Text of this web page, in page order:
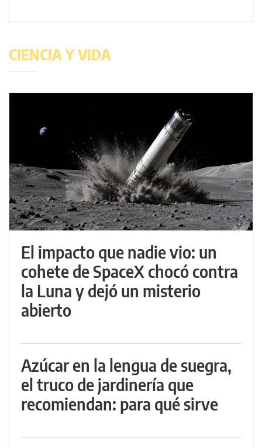
CIENCIA Y VIDA
El impacto que nadie vio: un
cohete de SpaceX chocó contra
la Luna y dejó un misterio
abierto
Azúcar en la lengua de suegra,
el truco de jardinería que
recomiendan: para qué sirve